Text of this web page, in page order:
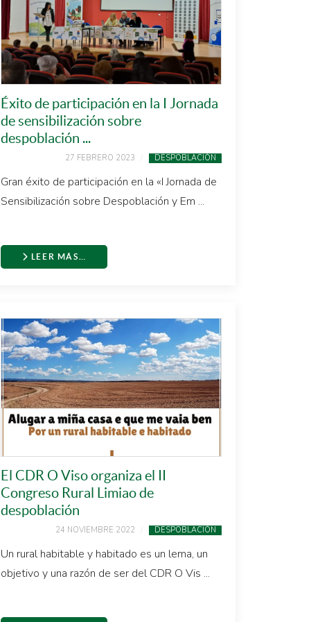
Éxito de participación en la I Jornada
de sensibilización sobre
despoblación ...
27 FEBRERO 2023 DESPOBLACIÓN
Gran éxito de participación en la «I Jornada de
Sensibilización sobre Despoblación y Em ...
LEER MÁS…
El CDR O Viso organiza el II
Congreso Rural Limiao de
despoblación
24 NOVIEMBRE 2022 DESPOBLACIÓN
Un rural habitable y habitado es un lema, un
objetivo y una razón de ser del CDR O Vis ...